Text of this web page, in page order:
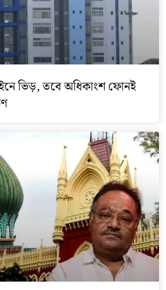
ভিড়, তবে অধিকাংশ ফোনই